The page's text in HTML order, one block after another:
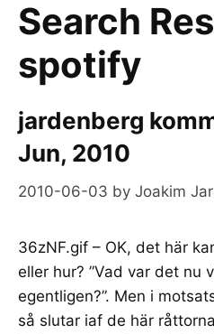
Search
spotify
jardenberg
Jun, 2010
2010-06-03 by Joakim
36zNF.gif – OK, det här
eller hur? ”Vad var det nu
egentligen?”. Men i
så slutar iaf de här